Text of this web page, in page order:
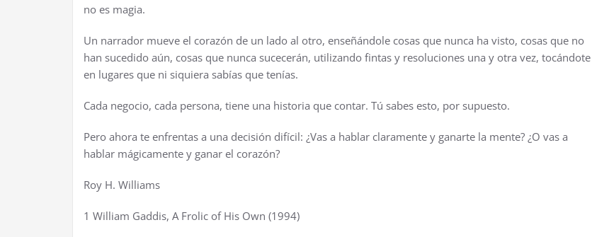
no es magia.
Un narrador mueve el corazón de un lado al otro, enseñándole cosas que nunca ha visto, cosas que no
han sucedido aún, cosas que nunca sucecerán, utilizando fintas y resoluciones una y otra vez, tocándote
en lugares que ni siquiera sabías que tenías.
Cada negocio, cada persona, tiene una historia que contar. Tú sabes esto, por supuesto.
Pero ahora te enfrentas a una decisión difícil: ¿Vas a hablar claramente y ganarte la mente? ¿O vas a
hablar mágicamente y ganar el corazón?
Roy H. Williams
1 William Gaddis, A Frolic of His Own (1994)